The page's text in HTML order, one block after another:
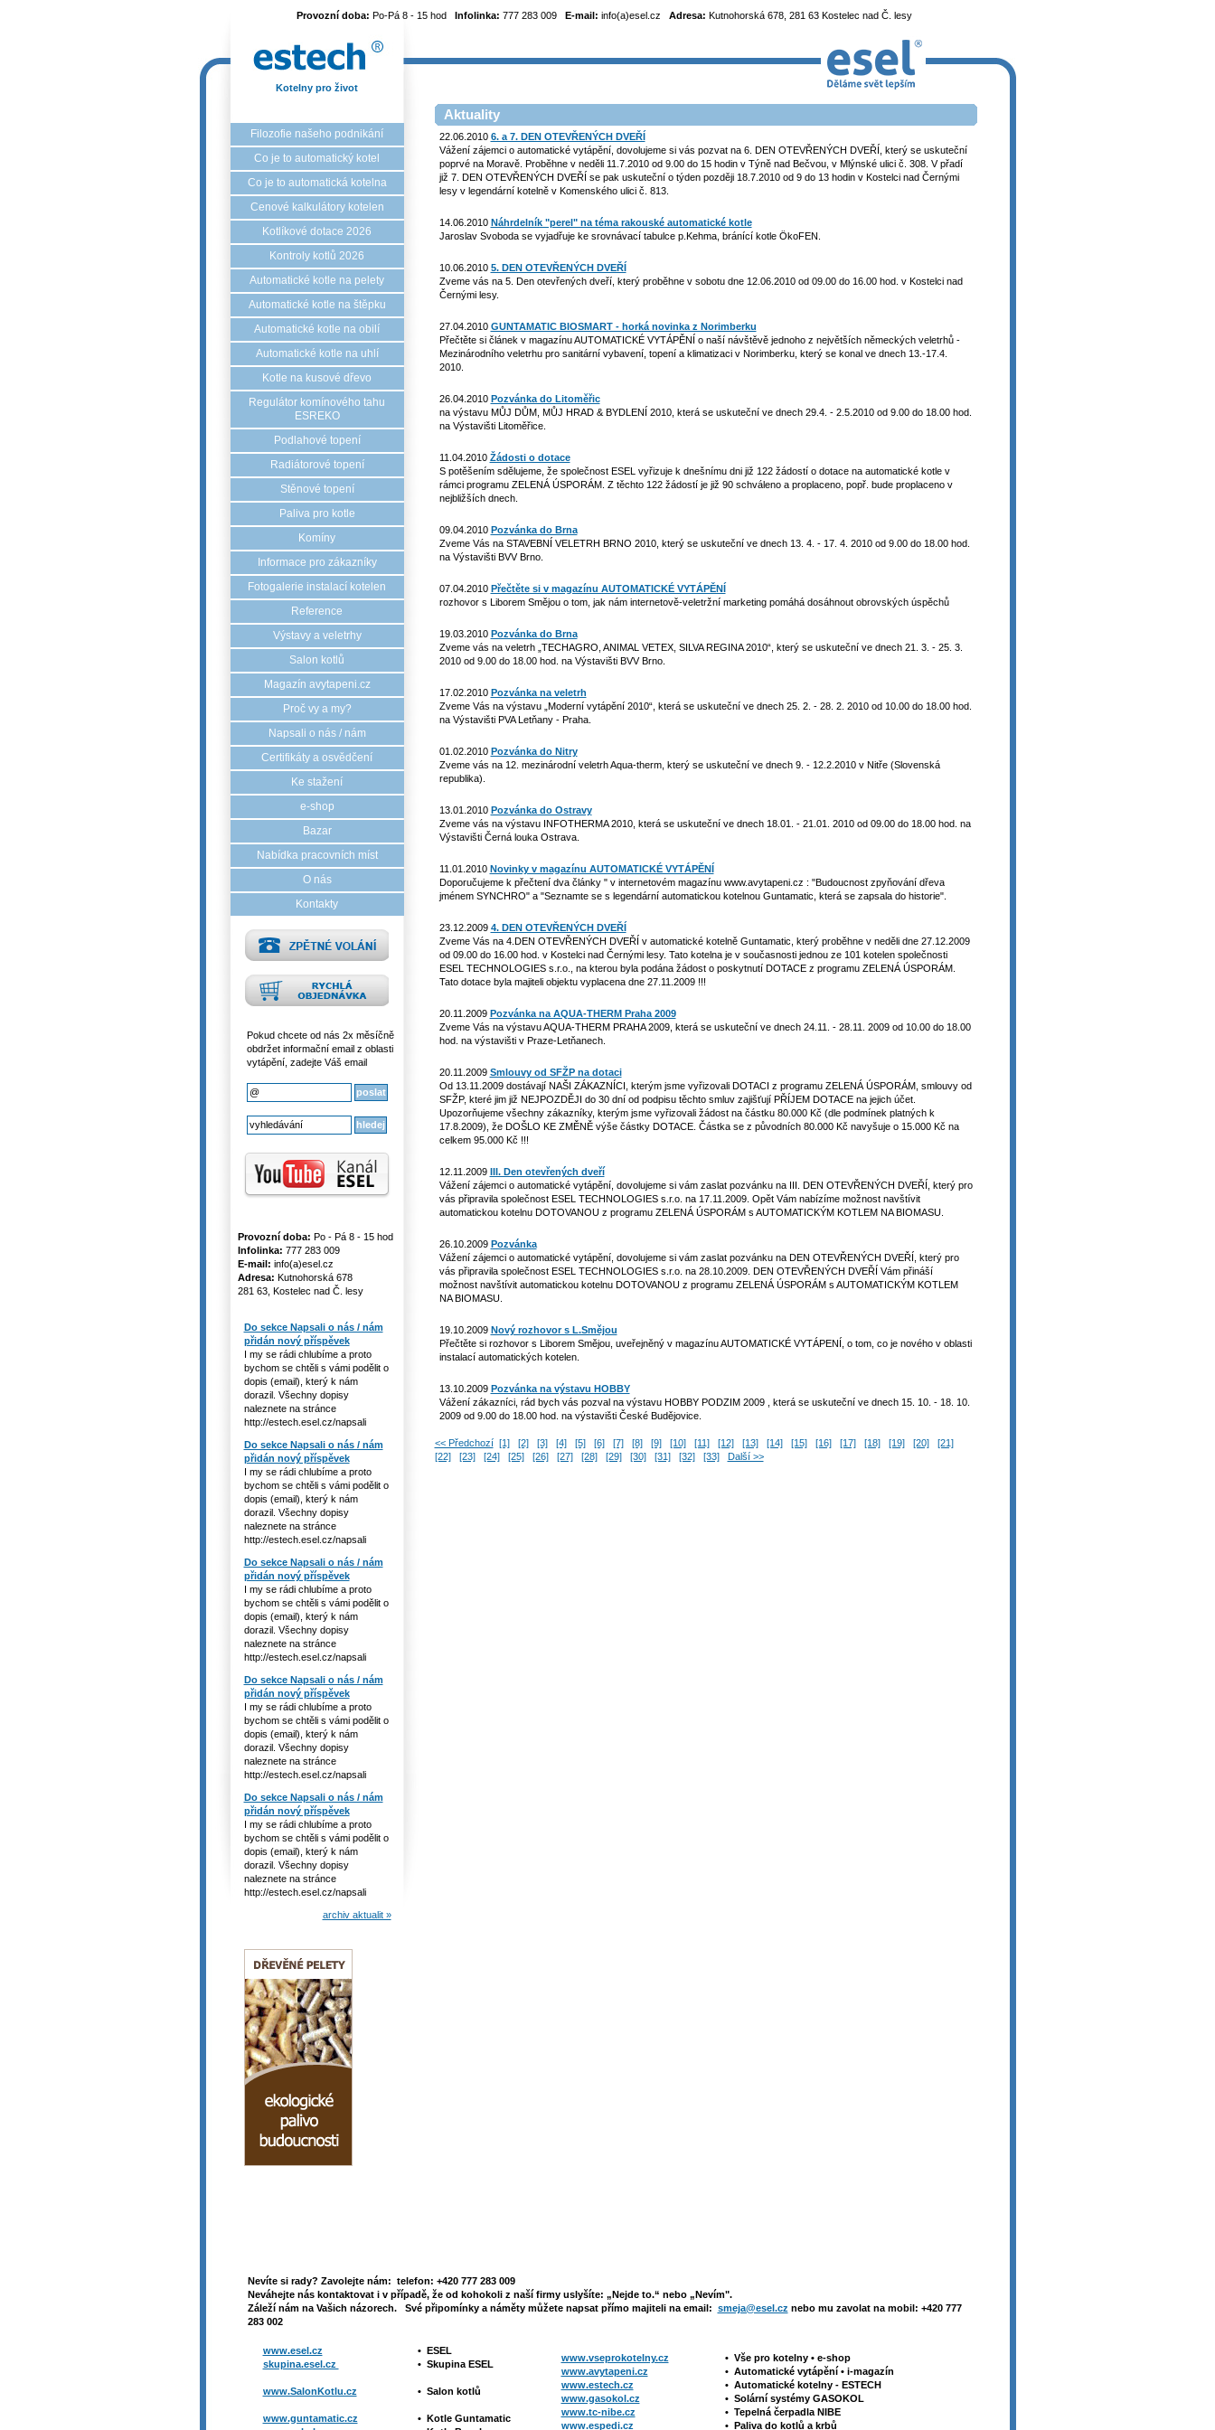
Provozní doba: Po-Pá 8 - 15 hod Infolinka: 777 283 009 E-mail: info(a)esel.cz Adresa: Kutnohorská 678, 281 63 Kostelec nad Č. lesy
Kotelny pro život
Filozofie našeho podnikání
Co je to automatický kotel
Co je to automatická kotelna
Cenové kalkulátory kotelen
Kotlíkové dotace 2026
Kontroly kotlů 2026
Automatické kotle na pelety
Automatické kotle na štěpku
Automatické kotle na obilí
Automatické kotle na uhlí
Kotle na kusové dřevo
Regulátor komínového tahu
ESREKO
Podlahové topení
Radiátorové topení
Stěnové topení
Paliva pro kotle
Komíny
Informace pro zákazníky
Fotogalerie instalací kotelen
Reference
Výstavy a veletrhy
Salon kotlů
Magazín avytapeni.cz
Proč vy a my?
Napsali o nás / nám
Certifikáty a osvědčení
Ke stažení
e-shop
Bazar
Nabídka pracovních míst
O nás
Kontakty
Pokud chcete od nás 2x měsíčně
obdržet informační email z oblasti
vytápění, zadejte Váš email
Provozní doba: Po - Pá 8 - 15 hod
Infolinka: 777 283 009
E-mail: info(a)esel.cz
Adresa: Kutnohorská 678
281 63, Kostelec nad Č. lesy
Do sekce Napsali o nás / nám
přidán nový příspěvek
I my se rádi chlubíme a proto
bychom se chtěli s vámi podělit o
dopis (email), který k nám
dorazil. Všechny dopisy
naleznete na stránce
http://estech.esel.cz/napsali
Do sekce Napsali o nás / nám
přidán nový příspěvek
I my se rádi chlubíme a proto
bychom se chtěli s vámi podělit o
dopis (email), který k nám
dorazil. Všechny dopisy
naleznete na stránce
http://estech.esel.cz/napsali
Do sekce Napsali o nás / nám
přidán nový příspěvek
I my se rádi chlubíme a proto
bychom se chtěli s vámi podělit o
dopis (email), který k nám
dorazil. Všechny dopisy
naleznete na stránce
http://estech.esel.cz/napsali
Do sekce Napsali o nás / nám
přidán nový příspěvek
I my se rádi chlubíme a proto
bychom se chtěli s vámi podělit o
dopis (email), který k nám
dorazil. Všechny dopisy
naleznete na stránce
http://estech.esel.cz/napsali
Do sekce Napsali o nás / nám
přidán nový příspěvek
I my se rádi chlubíme a proto
bychom se chtěli s vámi podělit o
dopis (email), který k nám
dorazil. Všechny dopisy
naleznete na stránce
http://estech.esel.cz/napsali
archiv aktualit »
Aktuality
22.06.2010 6. a 7. DEN OTEVŘENÝCH DVEŘÍ
Vážení zájemci o automatické vytápění, dovolujeme si vás pozvat na 6. DEN OTEVŘENÝCH DVEŘÍ, který se uskuteční
poprvé na Moravě. Proběhne v neděli 11.7.2010 od 9.00 do 15 hodin v Týně nad Bečvou, v Mlýnské ulici č. 308. V přadí
již 7. DEN OTEVŘENÝCH DVEŘÍ se pak uskuteční o týden později 18.7.2010 od 9 do 13 hodin v Kostelci nad Černými
lesy v legendární kotelně v Komenského ulici č. 813.
14.06.2010 Náhrdelník "perel" na téma rakouské automatické kotle
Jaroslav Svoboda se vyjadřuje ke srovnávací tabulce p.Kehma, bránící kotle ÖkoFEN.
10.06.2010 5. DEN OTEVŘENÝCH DVEŘÍ
Zveme vás na 5. Den otevřených dveří, který proběhne v sobotu dne 12.06.2010 od 09.00 do 16.00 hod. v Kostelci nad
Černými lesy.
27.04.2010 GUNTAMATIC BIOSMART - horká novinka z Norimberku
Přečtěte si článek v magazínu AUTOMATICKÉ VYTÁPĚNÍ o naší návštěvě jednoho z největších německých veletrhů -
Mezinárodního veletrhu pro sanitární vybavení, topení a klimatizaci v Norimberku, který se konal ve dnech 13.-17.4.
2010.
26.04.2010 Pozvánka do Litoměřic
na výstavu MŮJ DŮM, MŮJ HRAD & BYDLENÍ 2010, která se uskuteční ve dnech 29.4. - 2.5.2010 od 9.00 do 18.00 hod.
na Výstavišti Litoměřice.
11.04.2010 Žádosti o dotace
S potěšením sdělujeme, že společnost ESEL vyřizuje k dnešnímu dni již 122 žádostí o dotace na automatické kotle v
rámci programu ZELENÁ ÚSPORÁM. Z těchto 122 žádostí je již 90 schváleno a proplaceno, popř. bude proplaceno v
nejbližších dnech.
09.04.2010 Pozvánka do Brna
Zveme Vás na STAVEBNÍ VELETRH BRNO 2010, který se uskuteční ve dnech 13. 4. - 17. 4. 2010 od 9.00 do 18.00 hod.
na Výstavišti BVV Brno.
07.04.2010 Přečtěte si v magazínu AUTOMATICKÉ VYTÁPĚNÍ
rozhovor s Liborem Smějou o tom, jak nám internetově-veletržní marketing pomáhá dosáhnout obrovských úspěchů
19.03.2010 Pozvánka do Brna
Zveme vás na veletrh „TECHAGRO, ANIMAL VETEX, SILVA REGINA 2010“, který se uskuteční ve dnech 21. 3. - 25. 3.
2010 od 9.00 do 18.00 hod. na Výstavišti BVV Brno.
17.02.2010 Pozvánka na veletrh
Zveme Vás na výstavu „Moderní vytápění 2010“, která se uskuteční ve dnech 25. 2. - 28. 2. 2010 od 10.00 do 18.00 hod.
na Výstavišti PVA Letňany - Praha.
01.02.2010 Pozvánka do Nitry
Zveme vás na 12. mezinárodní veletrh Aqua-therm, který se uskuteční ve dnech 9. - 12.2.2010 v Nitře (Slovenská
republika).
13.01.2010 Pozvánka do Ostravy
Zveme vás na výstavu INFOTHERMA 2010, která se uskuteční ve dnech 18.01. - 21.01. 2010 od 09.00 do 18.00 hod. na
Výstavišti Černá louka Ostrava.
11.01.2010 Novinky v magazínu AUTOMATICKÉ VYTÁPĚNÍ
Doporučujeme k přečtení dva články " v internetovém magazínu www.avytapeni.cz : "Budoucnost zpyňování dřeva
jménem SYNCHRO" a "Seznamte se s legendární automatickou kotelnou Guntamatic, která se zapsala do historie".
23.12.2009 4. DEN OTEVŘENÝCH DVEŘÍ
Zveme Vás na 4.DEN OTEVŘENÝCH DVEŘÍ v automatické kotelně Guntamatic, který proběhne v neděli dne 27.12.2009
od 09.00 do 16.00 hod. v Kostelci nad Černými lesy. Tato kotelna je v současnosti jednou ze 101 kotelen společnosti
ESEL TECHNOLOGIES s.r.o., na kterou byla podána žádost o poskytnutí DOTACE z programu ZELENÁ ÚSPORÁM.
Tato dotace byla majiteli objektu vyplacena dne 27.11.2009 !!!
20.11.2009 Pozvánka na AQUA-THERM Praha 2009
Zveme Vás na výstavu AQUA-THERM PRAHA 2009, která se uskuteční ve dnech 24.11. - 28.11. 2009 od 10.00 do 18.00
hod. na výstavišti v Praze-Letňanech.
20.11.2009 Smlouvy od SFŽP na dotaci
Od 13.11.2009 dostávají NAŠI ZÁKAZNÍCI, kterým jsme vyřizovali DOTACI z programu ZELENÁ ÚSPORÁM, smlouvy od
SFŽP, které jim již NEJPOZDĚJI do 30 dní od podpisu těchto smluv zajišťují PŘÍJEM DOTACE na jejich účet.
Upozorňujeme všechny zákazníky, kterým jsme vyřizovali žádost na částku 80.000 Kč (dle podmínek platných k
17.8.2009), že DOŠLO KE ZMĚNĚ výše částky DOTACE. Částka se z původních 80.000 Kč navyšuje o 15.000 Kč na
celkem 95.000 Kč !!!
12.11.2009 III. Den otevřených dveří
Vážení zájemci o automatické vytápění, dovolujeme si vám zaslat pozvánku na III. DEN OTEVŘENÝCH DVEŘÍ, který pro
vás připravila společnost ESEL TECHNOLOGIES s.r.o. na 17.11.2009. Opět Vám nabízíme možnost navštívit
automatickou kotelnu DOTOVANOU z programu ZELENÁ ÚSPORÁM s AUTOMATICKÝM KOTLEM NA BIOMASU.
26.10.2009 Pozvánka
Vážení zájemci o automatické vytápění, dovolujeme si vám zaslat pozvánku na DEN OTEVŘENÝCH DVEŘÍ, který pro
vás připravila společnost ESEL TECHNOLOGIES s.r.o. na 28.10.2009. DEN OTEVŘENÝCH DVEŘÍ Vám přináší
možnost navštívit automatickou kotelnu DOTOVANOU z programu ZELENÁ ÚSPORÁM s AUTOMATICKÝM KOTLEM
NA BIOMASU.
19.10.2009 Nový rozhovor s L.Smějou
Přečtěte si rozhovor s Liborem Smějou, uveřejněný v magazínu AUTOMATICKÉ VYTÁPENÍ, o tom, co je nového v oblasti
instalací automatických kotelen.
13.10.2009 Pozvánka na výstavu HOBBY
Vážení zákazníci, rád bych vás pozval na výstavu HOBBY PODZIM 2009 , která se uskuteční ve dnech 15. 10. - 18. 10.
2009 od 9.00 do 18.00 hod. na výstavišti České Budějovice.
<< Předchozí [1] [2] [3] [4] [5] [6] [7] [8] [9] [10] [11] [12] [13] [14] [15] [16] [17] [18] [19] [20]
[21]
[22]
[23] [24] [25] [26] [27] [28] [29] [30] [31] [32] [33] Další >>
Nevíte si rady? Zavolejte nám: telefon: +420 777 283 009
Neváhejte nás kontaktovat i v případě, že od kohokoli z naší firmy uslyšíte: „Nejde to.“ nebo „Nevím".
Záleží nám na Vašich názorech. Své připomínky a náměty můžete napsat přímo majiteli na email: smeja@esel.cz nebo mu zavolat na mobil: +420 777
283 002
www.esel.cz
skupina.esel.cz
www.SalonKotlu.cz
www.guntamatic.cz
• ESEL
• Skupina ESEL
• Salon kotlů
• Kotle Guntamatic
www.vseprokotelny.cz
www.avytapeni.cz
www.estech.cz
www.gasokol.cz
www.tc-nibe.cz
www.espedi.cz
• Vše pro kotelny •e-shop
• Automatické vytápění •i-magazín
• Automatické kotelny - ESTECH
• Solární systémy GASOKOL
• Tepelná čerpadla NIBE
• Paliva do kotlů a krbů